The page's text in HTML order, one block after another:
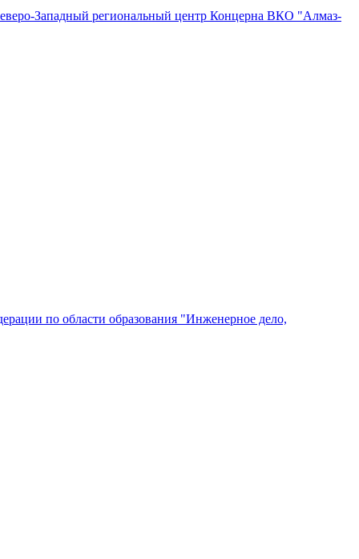
Западный региональный центр Концерна ВКО "Алмаз-
по области образования "Инженерное дело,